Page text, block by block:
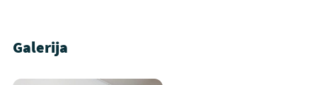
Galerija